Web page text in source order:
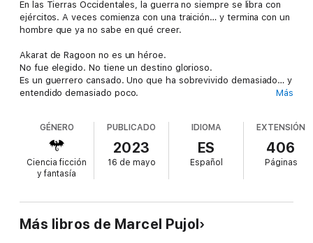
En las Tierras Occidentales, la guerra no siempre se libra con
ejércitos. A veces comienza con una traición… y termina con un
hombre que ya no sabe en qué creer.
Akarat de Ragoon no es un héroe.
No fue elegido. No tiene un destino glorioso.
Es un guerrero cansado. Uno que ha sobrevivido demasiado… y
entendido demasiado poco.
pide que la mate— algo se rompe dentro de él. Lo que debería
haber sido una muerte más en su camino se convierte en una
pregunta imposible de responder.
¿Por qué?
conspiración que trasciende fronteras. El ducado de Malvar
está en la mira de fuerzas mucho más poderosas de lo que
Más
GÉNERO
Ciencia ficción
y fantasía
PUBLICADO
2023
16 de mayo
IDIOMA
ES
Español
EXTENSIÓN
406
Páginas
Más libros de Marcel Pujol